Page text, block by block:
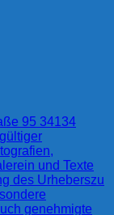
95 34134
und Texte
des Urheberszu
genehmigte